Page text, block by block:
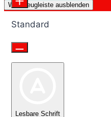
Werkzeugleiste ausblenden
Standard
Lesbare Schrift